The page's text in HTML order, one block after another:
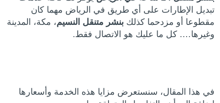
تبديل الإطارات على أي طريق في الرياض مهما كان
مقطوعا أو مزدحما كذلكبنشر متنقل النسيم، مكة، المدينة
وغيرها…. كل ما عليك هو الاتصال فقط.
في هذا المقال، سنستعرض مزايا هذه الخدمة وأسعارها